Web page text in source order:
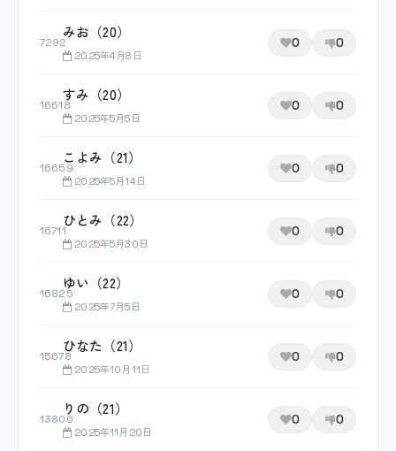
7292
みお（20）
2025年4月8日
0 0
16618
すみ（20）
2025年5月5日
0 0
16659
こよみ（21）
2025年5月14日
0 0
16711
ひとみ（22）
2025年5月30日
0 0
16825
ゆい（22）
2025年7月5日
0 0
15678
ひなた（21）
2025年10月11日
0 0
13806
りの（21）
2025年11月20日
0 0